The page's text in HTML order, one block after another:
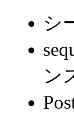
シ
ン